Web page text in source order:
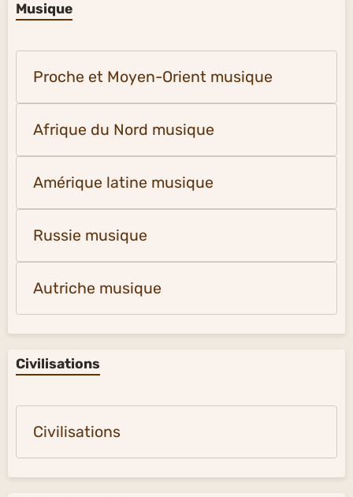
Musique
Proche et Moyen-Orient musique
Afrique du Nord musique
Amérique latine musique
Russie musique
Autriche musique
Civilisations
Civilisations